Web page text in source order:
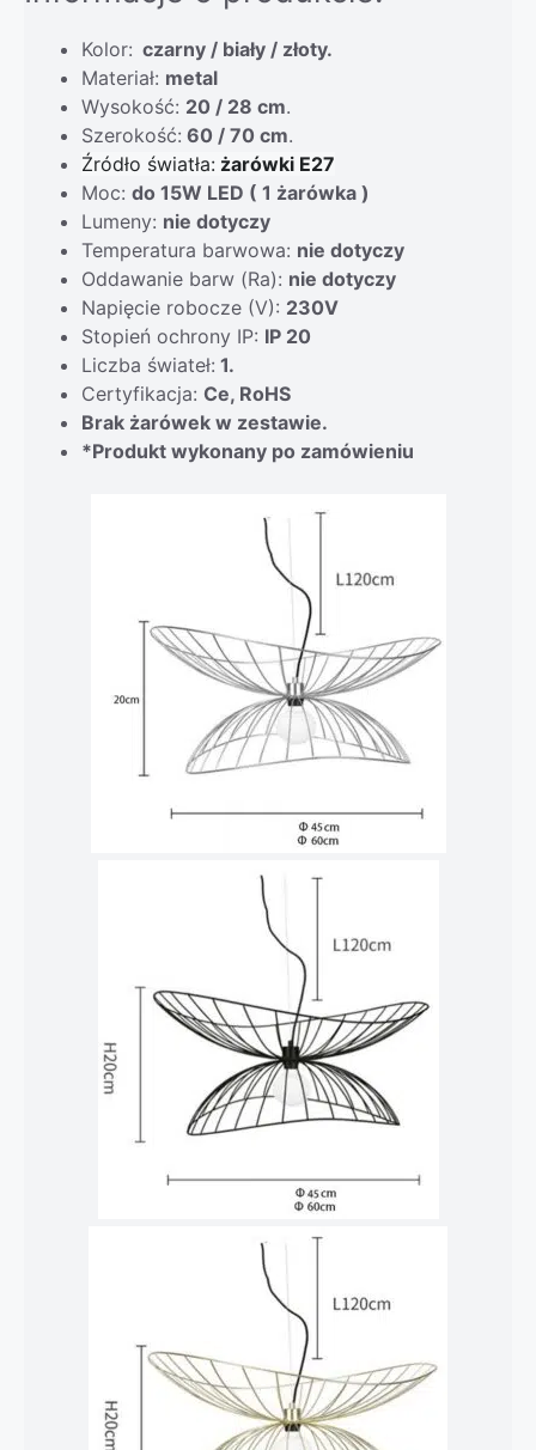
Kolor: czarny / biały / złoty.
Materiał: metal
Wysokość: 20 / 28 cm.
Szerokość: 60 / 70 cm.
Źródło światła: żarówki E27
Moc: do 15W LED ( 1 żarówka )
Lumeny: nie dotyczy
Temperatura barwowa: nie dotyczy
Oddawanie barw (Ra): nie dotyczy
Napięcie robocze (V): 230V
Stopień ochrony IP: IP 20
Liczba świateł: 1.
Certyfikacja: Ce, RoHS
Brak żarówek w zestawie.
*Produkt wykonany po zamówieniu